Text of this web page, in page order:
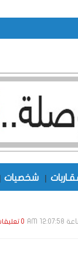
| شخصيات |
0 تعليقات